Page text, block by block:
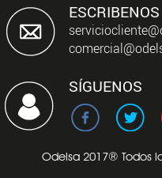
ESCRIBENOS
SÍGUENOS
Odelsa 2017® Todos